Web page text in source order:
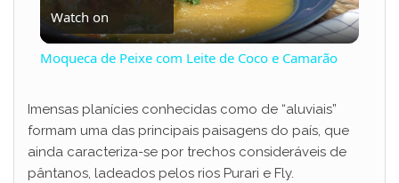
l
y
Watch on
Moqueca de Peixe com Leite de Coco e Camarão
Imensas planícies conhecidas como de “aluviais”
formam uma das principais paisagens do país, que
ainda caracteriza-se por trechos consideráveis de
pântanos, ladeados pelos rios Purari e Fly.